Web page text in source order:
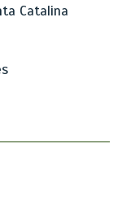
Catalina